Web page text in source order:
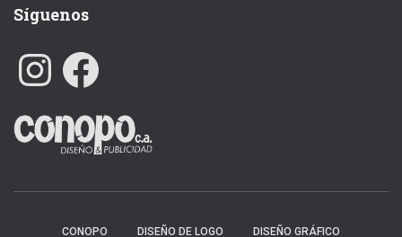
Síguenos
N
S
G
R
A
A
C
O
K
CONOPO DISEÑO DE LOGO DISEÑO GRÁFICO